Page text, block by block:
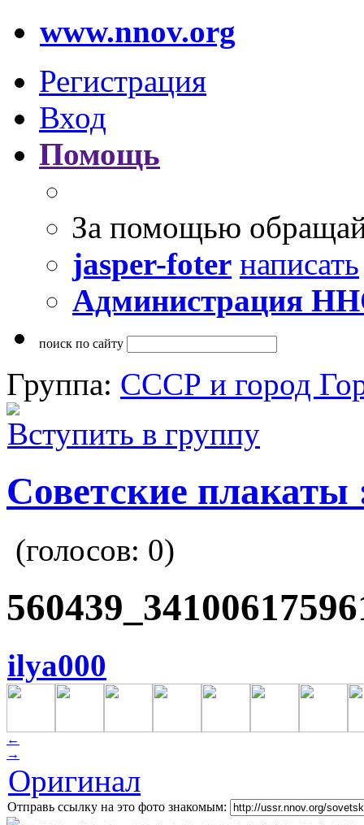
www.nnov.org
Регистрация
Вход
Помощь
За помощью
jasper-foter написать
Администрация
поиск по сайту
Группа: СССР и город
Вступить в группу
Советские плакаты
(голосов: 0)
ilya000
←
→
Оригинал
Отправь ссылку на это фото знакомым: